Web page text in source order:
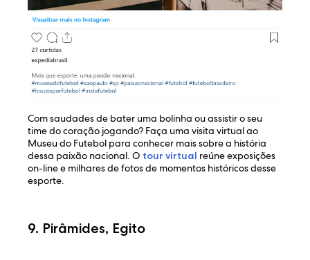
Com saudades de bater uma bolinha ou assistir o seu
time do coração jogando? Faça uma visita virtual ao
Museu do Futebol para conhecer mais sobre a história
dessa paixão nacional. O tour virtual reúne exposições
on-line e milhares de fotos de momentos históricos desse
esporte.
9. Pirâmides, Egito